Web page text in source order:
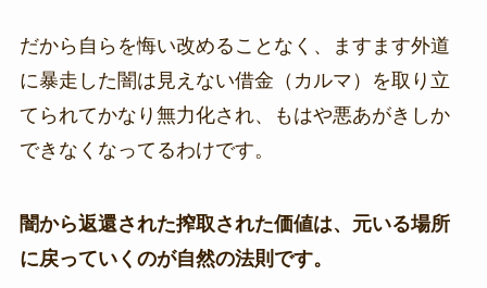
だから自らを悔い改めることなく、ますます外道
に暴走した闇は見えない借金（カルマ）を取り立
てられてかなり無力化され、もはや悪あがきしか
できなくなってるわけです。
闇から返還された搾取された価値は、元いる場所
に戻っていくのが自然の法則です。